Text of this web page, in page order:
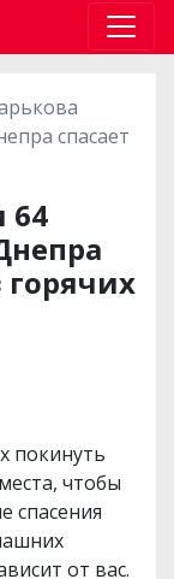
спасает
64
покинуть
чтобы
спасения
от вас.